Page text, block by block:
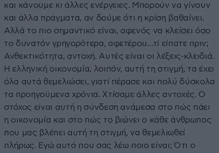
και κάνουμε κι άλλες ενέργειες. Μπορούν να γίνουν
και άλλα πράγματα, αν δούμε ότι η κρίση βαθαίνει.
Αλλά το πιο σημαντικό είναι, αφενός να κλείσει όσο
το δυνατόν γρηγορότερα, αφετέρου…τί είπατε πριν;
Ανθεκτικότητα, αντοχή. Αυτές είναι οι λέξεις-κλειδιά.
Η ελληνική οικονομία, λοιπόν, αυτή τη στιγμή, τα έχει
όλα αυτά θεμελιώσει, γιατί πέρασε και πολύ δύσκολα
τα προηγούμενα χρόνια. Χτίσαμε άλλες αντοχές. Ο
στόχος είναι αυτή η σύνδεση ανάμεσα στο πώς πάει
η οικονομία και στο πώς το βιώνει ο κάθε άνθρωπος
που μας βλέπει αυτή τη στιγμή, να θεμελιωθεί
πλήρως. Εγώ αυτό που σας λέω ποιο είναι; Ότι ο